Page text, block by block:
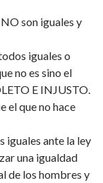
son iguales y
iguales o
no es sino el
E INJUSTO.
el que no hace
ante la ley
una igualdad
de los hombres y